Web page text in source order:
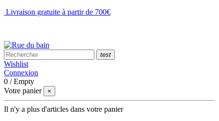
Livraison gratuite à partir de 700€
test
Wishlist
Connexion
0 /Empty
Votre panier
×
Il n'y a plus d'articles dans votre panier